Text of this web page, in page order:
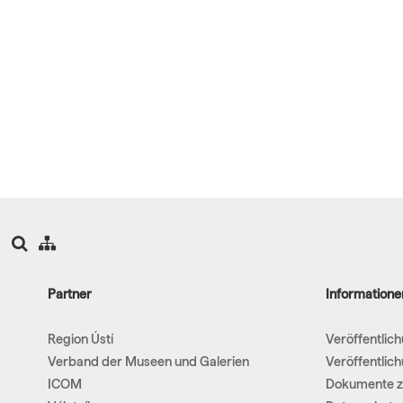
Partner
Region Ústí
Verband der Museen und Galerien
ICOM
Dokumente